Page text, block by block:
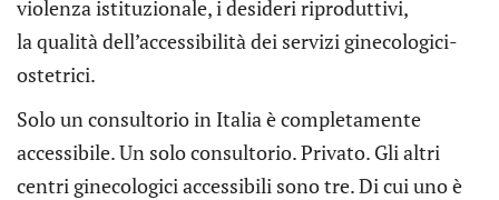
violenza istituzionale, i desideri riproduttivi,
la qualità dell’accessibilità dei servizi ginecologici-
ostetrici.
Solo un consultorio in Italia è completamente
accessibile. Un solo consultorio. Privato. Gli altri
centri ginecologici accessibili sono tre. Di cui uno è